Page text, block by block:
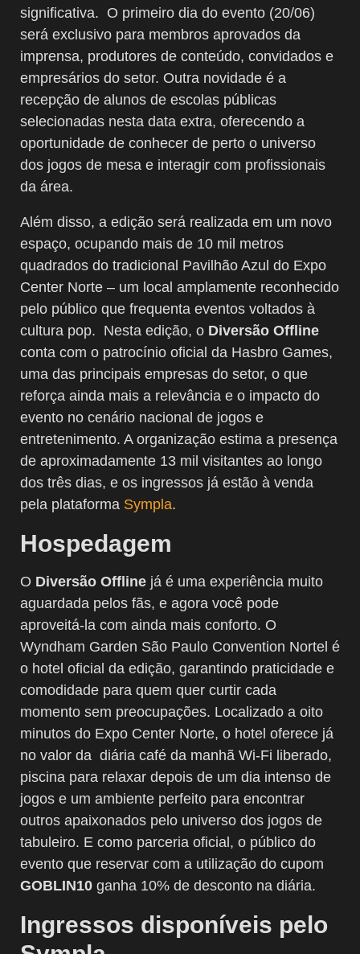
significativa. O primeiro dia do evento (20/06)
será exclusivo para membros aprovados da
imprensa, produtores de conteúdo, convidados e
empresários do setor. Outra novidade é a
recepção de alunos de escolas públicas
selecionadas nesta data extra, oferecendo a
oportunidade de conhecer de perto o universo
dos jogos de mesa e interagir com profissionais
da área.
Além disso, a edição será realizada em um novo
espaço, ocupando mais de 10 mil metros
quadrados do tradicional Pavilhão Azul do Expo
Center Norte – um local amplamente reconhecido
pelo público que frequenta eventos voltados à
cultura pop. Nesta edição, o Diversão Offline
conta com o patrocínio oficial da Hasbro Games,
uma das principais empresas do setor, o que
reforça ainda mais a relevância e o impacto do
evento no cenário nacional de jogos e
entretenimento. A organização estima a presença
de aproximadamente 13 mil visitantes ao longo
dos três dias, e os ingressos já estão à venda
pela plataforma Sympla.
Hospedagem
O Diversão Offline já é uma experiência muito
aguardada pelos fãs, e agora você pode
aproveitá-la com ainda mais conforto. O
Wyndham Garden São Paulo Convention Nortel é
o hotel oficial da edição, garantindo praticidade e
comodidade para quem quer curtir cada
momento sem preocupações. Localizado a oito
minutos do Expo Center Norte, o hotel oferece já
no valor da diária café da manhã Wi-Fi liberado,
piscina para relaxar depois de um dia intenso de
jogos e um ambiente perfeito para encontrar
outros apaixonados pelo universo dos jogos de
tabuleiro. E como parceria oficial, o público do
evento que reservar com a utilização do cupom
GOBLIN10 ganha 10% de desconto na diária.
Ingressos disponíveis pelo